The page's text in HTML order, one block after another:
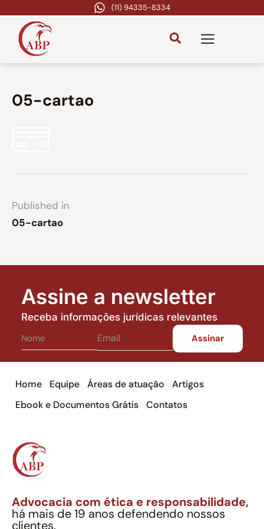
(11) 94335-8334
05-cartao
Published in
05-cartao
Assine a newsletter
Receba informações jurídicas relevantes
Home Equipe Áreas de atuação
Artigos
Ebook e Documentos Grátis
Contatos
Advocacia com ética e responsabilidade,
há mais de 19 anos defendendo nossos
clientes.